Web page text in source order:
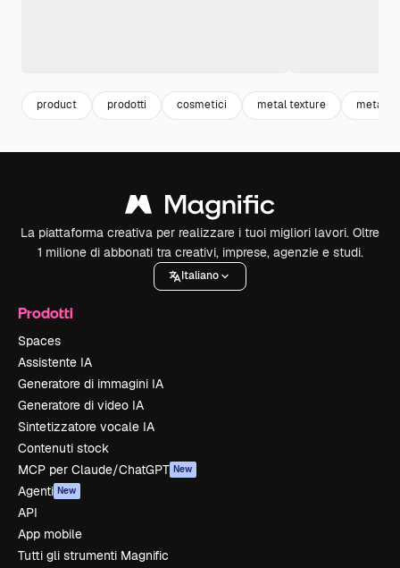
product prodotti cosmetici metal texture
La piattaforma creativa per realizzare i tuoi migliori lavori. Oltre
1 milione di abbonati tra creativi, imprese, agenzie e studi.
Italiano
Prodotti
Spaces
Assistente IA
Generatore di immagini IA
Generatore di video IA
Sintetizzatore vocale IA
Contenuti stock
MCP per Claude/ChatGPT New
Agenti New
API
App mobile
Tutti gli strumenti Magnific